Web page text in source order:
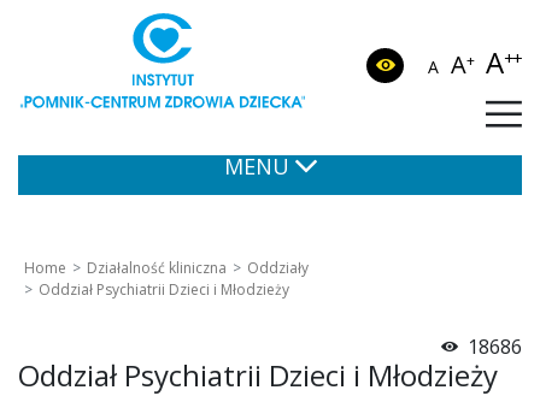
A A+ A++
MENU
Home Działalność kliniczna
Oddziały
Oddział Psychiatrii Dzieci i Młodzieży
18686
Oddział Psychiatrii Dzieci i Młodzieży